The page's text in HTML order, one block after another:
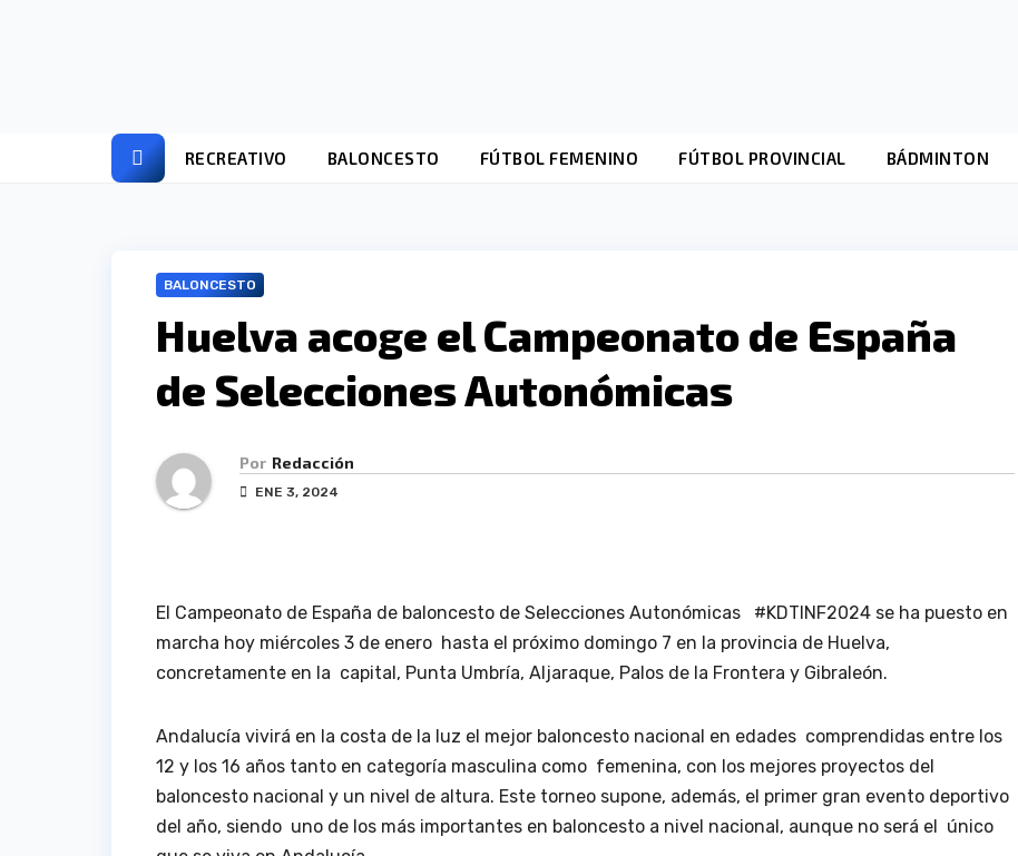
RECREATIVO BALONCESTO FÚTBOL FEMENINO FÚTBOL PROVINCIAL BÁDMINTON
BALONCESTO
Huelva acoge el Campeonato de España
de Selecciones Autonómicas
Por Redacción
ENE 3, 2024
El Campeonato de España de baloncesto de Selecciones Autonómicas #KDTINF2024 se ha puesto en
marcha hoy miércoles 3 de enero hasta el próximo domingo 7 en la provincia de Huelva,
concretamente en la capital, Punta Umbría, Aljaraque, Palos de la Frontera y Gibraleón.
Andalucía vivirá en la costa de la luz el mejor baloncesto nacional en edades comprendidas entre los
12 y los 16 años tanto en categoría masculina como femenina, con los mejores proyectos del
baloncesto nacional y un nivel de altura. Este torneo supone, además, el primer gran evento deportivo
del año, siendo uno de los más importantes en baloncesto a nivel nacional, aunque no será el único